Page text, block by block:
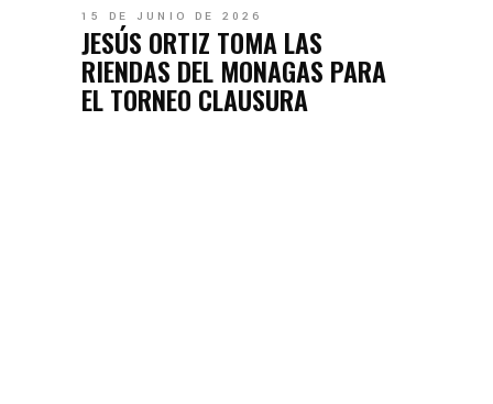
15 DE JUNIO DE 2026
JESÚS ORTIZ TOMA LAS
RIENDAS DEL MONAGAS PARA
EL TORNEO CLAUSURA